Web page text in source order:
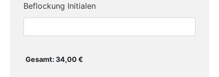
Beflockung Initialen
34,00€